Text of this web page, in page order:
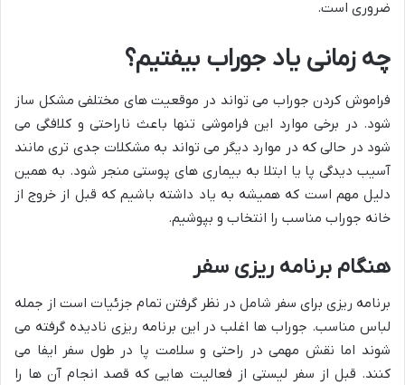
ضروری است.
چه زمانی یاد جوراب بیفتیم؟
فراموش کردن جوراب می تواند در موقعیت های مختلفی مشکل ساز
شود. در برخی موارد این فراموشی تنها باعث ناراحتی و کلافگی می
شود در حالی که در موارد دیگر می تواند به مشکلات جدی تری مانند
آسیب دیدگی پا یا ابتلا به بیماری های پوستی منجر شود. به همین
دلیل مهم است که همیشه به یاد داشته باشیم که قبل از خروج از
خانه جوراب مناسب را انتخاب و بپوشیم.
هنگام برنامه ریزی سفر
برنامه ریزی برای سفر شامل در نظر گرفتن تمام جزئیات است از جمله
لباس مناسب. جوراب ها اغلب در این برنامه ریزی نادیده گرفته می
شوند اما نقش مهمی در راحتی و سلامت پا در طول سفر ایفا می
کنند. قبل از سفر لیستی از فعالیت هایی که قصد انجام آن ها را